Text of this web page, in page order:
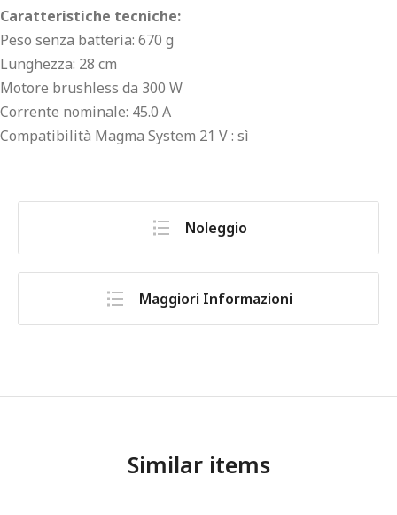
Caratteristiche tecniche:
Peso senza batteria: 670 g
Lunghezza: 28 cm
Motore brushless da 300 W
Corrente nominale: 45.0 A
Compatibilità Magma System 21 V : sì
Noleggio
Maggiori Informazioni
Similar items